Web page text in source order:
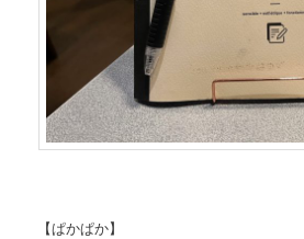
【ぱかぱか】